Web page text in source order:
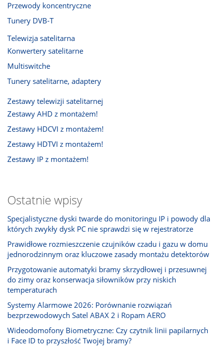
Przewody koncentryczne
Tunery DVB-T
Telewizja satelitarna
Konwertery satelitarne
Multiswitche
Tunery satelitarne, adaptery
Zestawy telewizji satelitarnej
Zestawy AHD z montażem!
Zestawy HDCVI z montażem!
Zestawy HDTVI z montażem!
Zestawy IP z montażem!
Ostatnie wpisy
Specjalistyczne dyski twarde do monitoringu IP i powody dla
których zwykły dysk PC nie sprawdzi się w rejestratorze
Prawidłowe rozmieszczenie czujników czadu i gazu w domu
jednorodzinnym oraz kluczowe zasady montażu detektorów
Przygotowanie automatyki bramy skrzydłowej i przesuwnej
do zimy oraz konserwacja siłowników przy niskich
temperaturach
Systemy Alarmowe 2026: Porównanie rozwiązań
bezprzewodowych Satel ABAX 2 i Ropam AERO
Wideodomofony Biometryczne: Czy czytnik linii papilarnych
i Face ID to przyszłość Twojej bramy?